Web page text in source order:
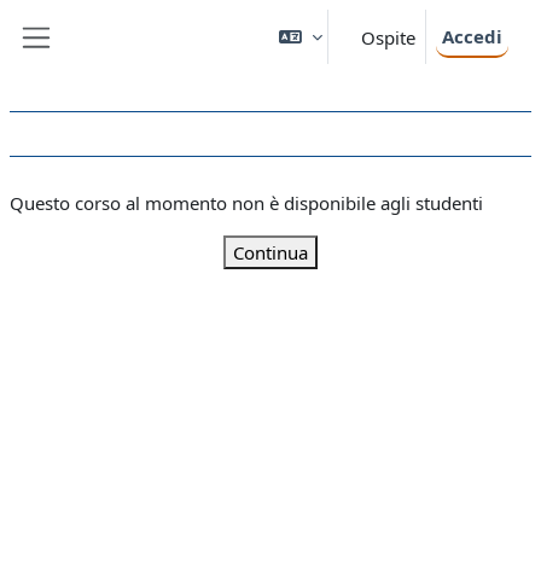
Ospite Accedi
Questo corso al momento non è disponibile agli studenti
Continua